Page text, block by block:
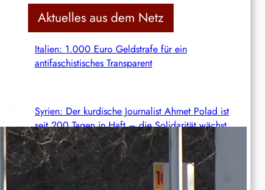
c
Aktuelles aus dem Netz
Italien: 1.000 Euro Geldstrafe für ein
antifaschistisches Transparent
Syrien: Der kurdische Journalist Ahmet Polad ist
seit 200 Tagen in Haft – die Solidarität wächst
International: Aufruf zu einer Solidaritätswoche
mit anarchistischen Gefangenen vom 23. bis